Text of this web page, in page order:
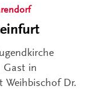
Gast in
Dr.